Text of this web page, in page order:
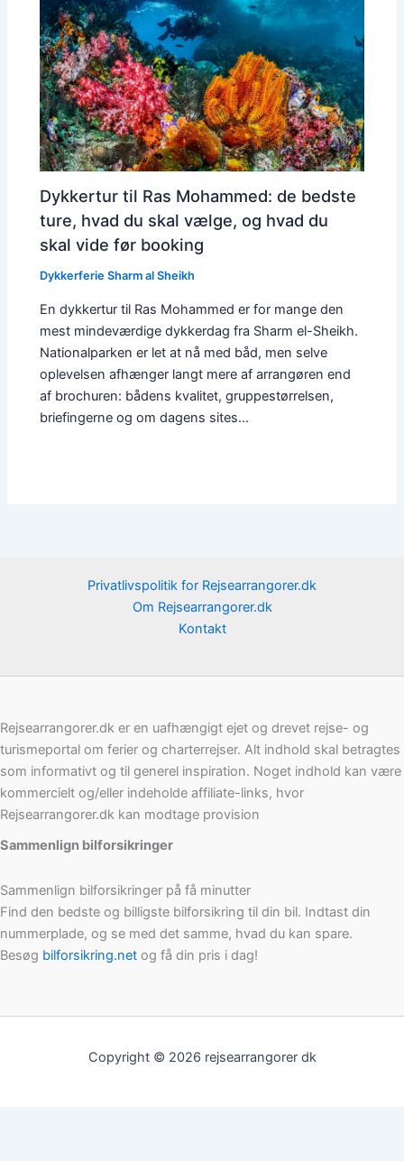
Dykkertur til Ras Mohammed: de bedste
ture, hvad du skal vælge, og hvad du
skal vide før booking
Dykkerferie Sharm al Sheikh
En dykkertur til Ras Mohammed er for mange den
mest mindeværdige dykkerdag fra Sharm el-Sheikh.
Nationalparken er let at nå med båd, men selve
oplevelsen afhænger langt mere af arrangøren end
af brochuren: bådens kvalitet, gruppestørrelsen,
briefingerne og om dagens sites…
Privatlivspolitik for Rejsearrangorer.dk
Om Rejsearrangorer.dk
Kontakt
Rejsearrangorer.dk er en uafhængigt ejet og drevet rejse- og
turismeportal om ferier og charterrejser. Alt indhold skal betragtes
som informativt og til generel inspiration. Noget indhold kan være
kommercielt og/eller indeholde affiliate-links, hvor
Rejsearrangorer.dk kan modtage provision
Sammenlign bilforsikringer
Sammenlign bilforsikringer på få minutter
Find den bedste og billigste bilforsikring til din bil. Indtast din
nummerplade, og se med det samme, hvad du kan spare.
Besøg bilforsikring.net og få din pris i dag!
Copyright © 2026 rejsearrangorer dk